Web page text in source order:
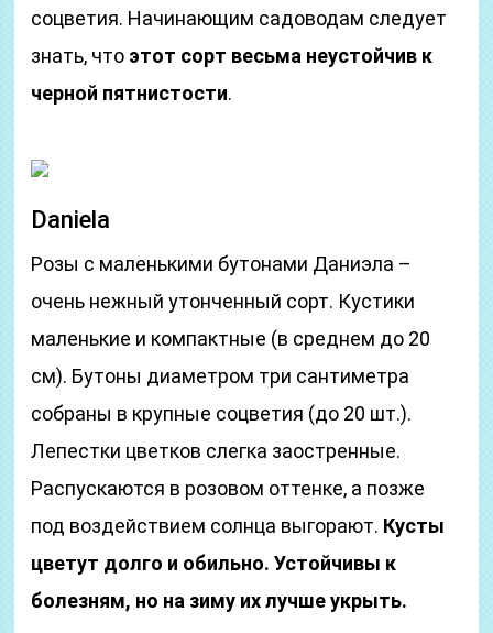
соцветия. Начинающим садоводам следует
знать, что этот сорт весьма неустойчив к
черной пятнистости.
Daniela
Розы с маленькими бутонами Даниэла –
очень нежный утонченный сорт. Кустики
маленькие и компактные (в среднем до 20
см). Бутоны диаметром три сантиметра
собраны в крупные соцветия (до 20 шт.).
Лепестки цветков слегка заостренные.
Распускаются в розовом оттенке, а позже
под воздействием солнца выгорают. Кусты
цветут долго и обильно. Устойчивы к
болезням, но на зиму их лучше укрыть.